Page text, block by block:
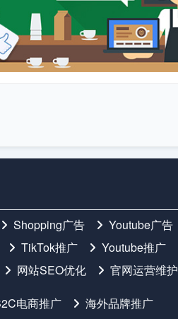
Shopping广告
Youtube广告
TikTok推广
Youtube推广
网站SEO优化 官网运营维护
电商推广
海外品牌推广